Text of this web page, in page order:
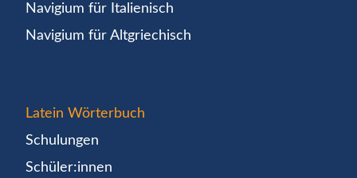
Navigium für Italienisch
Navigium für Altgriechisch
Latein Wörterbuch
Schulungen
Schüler:innen